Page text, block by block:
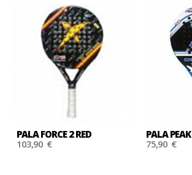
PALA FORCE 2 RED
103,90 €
PALA PEAK
75,90 €